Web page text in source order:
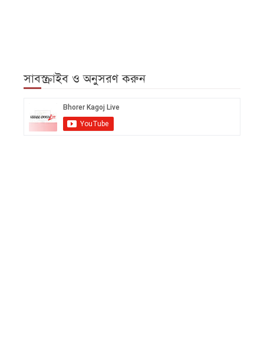
সাবস্ক্রাইব ও অনুসরণ করুন